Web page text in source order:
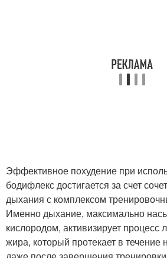
Эффективное похудение при
бодифлекс достигается за счет
дыхания с комплексом
Именно дыхание, максимально
кислородом, активизирует
жира, который протекает в течение